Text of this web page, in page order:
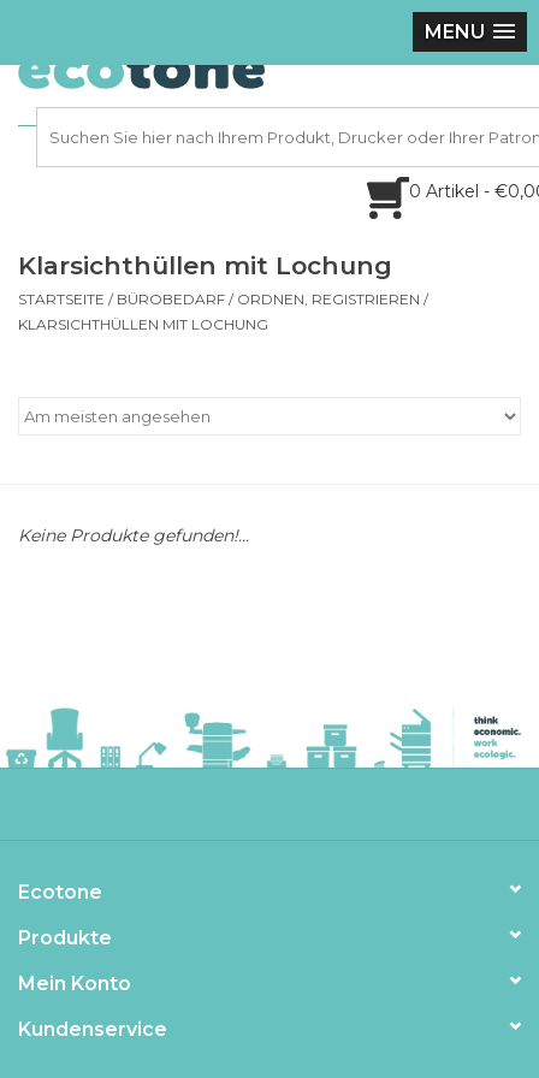
MENU
0 Artikel -
Klarsichthüllen mit Lochung
STARTSEITE / BÜROBEDARF / ORDNEN, REGISTRIEREN /
KLARSICHTHÜLLEN MIT LOCHUNG
Keine Produkte gefunden!...
Ecotone
Produkte
Mein Konto
Kundenservice